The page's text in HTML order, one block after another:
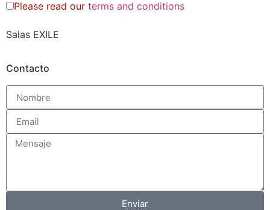
Please read our terms and conditions
Salas EXILE
Contacto
Enviar